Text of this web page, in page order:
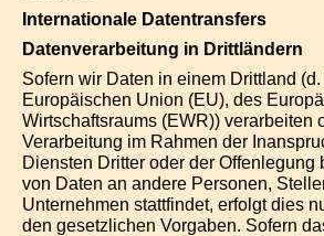
Internationale Datentransfers
Datenverarbeitung in Drittländern
Sofern wir Daten in einem Drittland
Europäischen Union (EU), des
Wirtschaftsraums (EWR)) verarbeiten
Verarbeitung im Rahmen der
Diensten Dritter oder der Offenlegung
von Daten an andere Personen,
Unternehmen stattfindet, erfolgt dies
den gesetzlichen Vorgaben. Sofern